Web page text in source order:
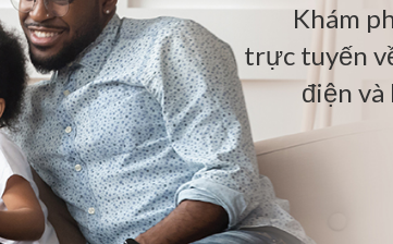
Khám
trực tuyến
điện